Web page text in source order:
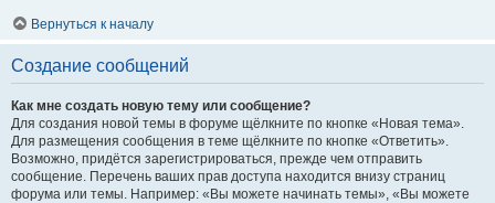
Вернуться к началу
Создание сообщений
Как мне создать новую тему или сообщение?
Для создания новой темы в форуме щёлкните по кнопке «Новая тема».
Для размещения сообщения в теме щёлкните по кнопке «Ответить».
Возможно, придётся зарегистрироваться, прежде чем отправить
сообщение. Перечень ваших прав доступа находится внизу страниц
форума или темы. Например: «Вы можете начинать темы», «Вы можете